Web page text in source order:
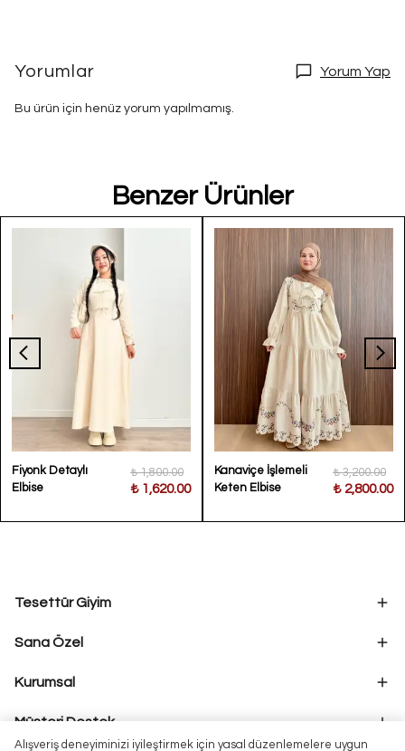
Alışveriş deneyiminizi iyileştirmek için yasal düzenlemelere uygun
Yorumlar Yorum Yap
Bu ürün için henüz yorum yapılmamış.
Benzer Ürünler
Fiyonk Detaylı
Elbise
₺ 1,800.00
₺ 1,620.00
Kanaviçe İşlemeli
Keten Elbise
₺ 3,200.00
₺ 2,800.00
Tesettür Giyim
Sana Özel
Kurumsal
Müşteri Destek